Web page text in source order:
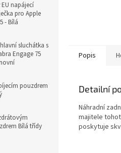
EU napájecí
pro Apple
- Bílá
sluchátka s
Engage 75
pouzdrem
Bílá třídy
Popis
Detailní
Náhradní
majitele
poskytuje